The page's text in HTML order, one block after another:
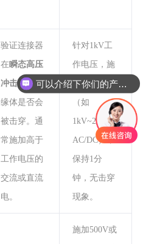
验证连接器
在 瞬态高压
冲击下，绝
缘体是否会
被击穿。通
常施加高于
工作电压的
交流或直流
电。
针对1kV工
作电压，施
加规定高压
（如
1kV~2.5kV
AC/DC），
保持1分
钟，无击穿
现象。
施加500V或
可以介绍下你们的产品么